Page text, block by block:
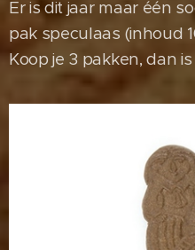
Er is dit jaar maar één
pak speculaas (inhoud
Koop je 3 pakken, dan